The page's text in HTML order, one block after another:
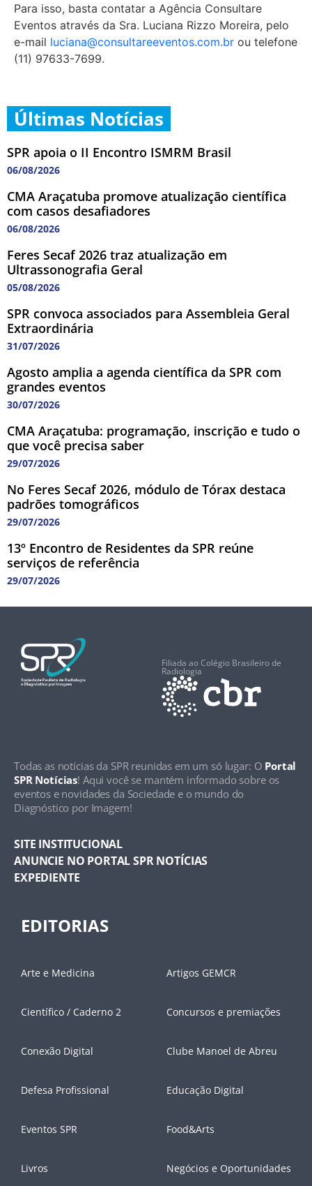
Para isso, basta contatar a Agência Consultare
Eventos através da Sra. Luciana Rizzo Moreira, pelo
e-mail luciana@consultareeventos.com.br ou telefone
(11) 97633-7699.
Últimas Notícias
SPR apoia o II Encontro ISMRM Brasil
06/08/2026
CMA Araçatuba promove atualização científica
com casos desafiadores
06/08/2026
Feres Secaf 2026 traz atualização em
Ultrassonografia Geral
05/08/2026
SPR convoca associados para Assembleia Geral
Extraordinária
31/07/2026
Agosto amplia a agenda científica da SPR com
grandes eventos
30/07/2026
CMA Araçatuba: programação, inscrição e tudo o
que você precisa saber
29/07/2026
No Feres Secaf 2026, módulo de Tórax destaca
padrões tomográficos
29/07/2026
13º Encontro de Residentes da SPR reúne
serviços de referência
29/07/2026
Filiada ao Colégio Brasileiro de
Radiologia
Todas as notícias da SPR reunidas em um só lugar: O Portal
SPR Notícias! Aqui você se mantém informado sobre os
eventos e novidades da Sociedade e o mundo do
Diagnóstico por Imagem!
SITE INSTITUCIONAL
ANUNCIE NO PORTAL SPR NOTÍCIAS
EXPEDIENTE
EDITORIAS
Arte e Medicina Artigos GEMCR
Científico / Caderno 2 Concursos e premiações
Conexão Digital Clube Manoel de Abreu
Defesa Profissional Educação Digital
Eventos SPR Food&Arts
Livros Negócios e Oportunidades